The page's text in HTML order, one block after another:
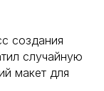
создания
случайную
макет для